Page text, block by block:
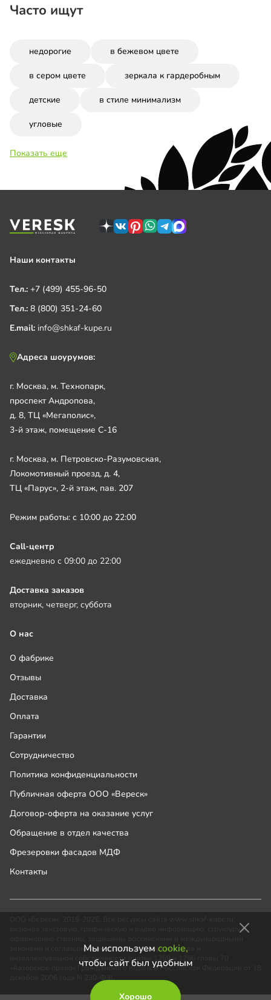
Часто ищут
недорогие в бежевом цвете
в сером цвете зеркала к гардеробным
детские в стиле минимализм
угловые
Показать еще
Мы используем cookie,
чтобы сайт был удобным
Хорошо
Наши контакты
Тел.: +7 (499) 455-96-50
Тел.: 8 (800) 351-24-60
E.mail: info@shkaf-kupe.ru
Адреса шоурумов:
г. Москва, м. Технопарк,
проспект Андропова,
д. 8, ТЦ «Мегаполис»,
3-й этаж, помещение С-16
г. Москва, м. Петровско-Разумовская,
Локомотивный проезд, д. 4,
ТЦ «Парус», 2-й этаж, пав. 207
Режим работы: с 10:00 до 22:00
Call-центр
ежедневно с 09:00 до 22:00
Доставка заказов
вторник, четверг, суббота
О нас
О фабрике
Отзывы
Доставка
Оплата
Гарантии
Сотрудничество
Политика конфиденциальности
Публичная оферта ООО «Вереск»
Договор-оферта на оказание услуг
Обращение в отдел качества
Фрезеровки фасадов МДФ
Контакты
включая текстовую, графическую и видео информацию, структуру и
законами и соглашениями об охране авторских прав и
интеллектуальной собственности (статьи 1259 и 1260 главы 70
«Авторское право» Гражданского Кодекса Российской Федерации от 18